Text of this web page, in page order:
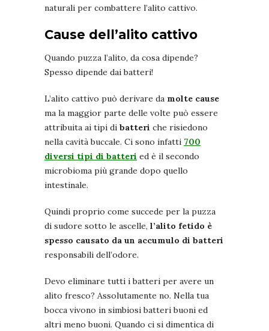
naturali per combattere l’alito cattivo.
Cause dell’alito cattivo
Quando puzza l’alito, da cosa dipende?
Spesso dipende dai batteri!
L’alito cattivo può derivare da molte cause
ma la maggior parte delle volte può essere
attribuita ai tipi di batteri che risiedono
nella cavità buccale. Ci sono infatti 700
diversi tipi di batteri ed è il secondo
microbioma più grande dopo quello
intestinale.
Quindi proprio come succede per la puzza
di sudore sotto le ascelle, l’alito fetido è
spesso causato da un accumulo di batteri
responsabili dell’odore.
Devo eliminare tutti i batteri per avere un
alito fresco? Assolutamente no. Nella tua
bocca vivono in simbiosi batteri buoni ed
altri meno buoni. Quando ci si dimentica di